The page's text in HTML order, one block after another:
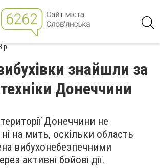
р.
знайшли за
Донеччини
Донеччини не
на мить, оскільки область
вибухонебезпечними
активні бойові дії.